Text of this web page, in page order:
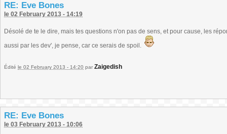
RE: Eve Bones
le 02 February 2013 - 14:19
Désolé de te le dire, mais tes questions n'on pas de sens, et pour cause, les
aussi par les dev', je pense, car ce serais de spoil.
Édité le 02 February 2013 - 14:20 par Zaigedish
RE: Eve Bones
le 03 February 2013 - 10:06